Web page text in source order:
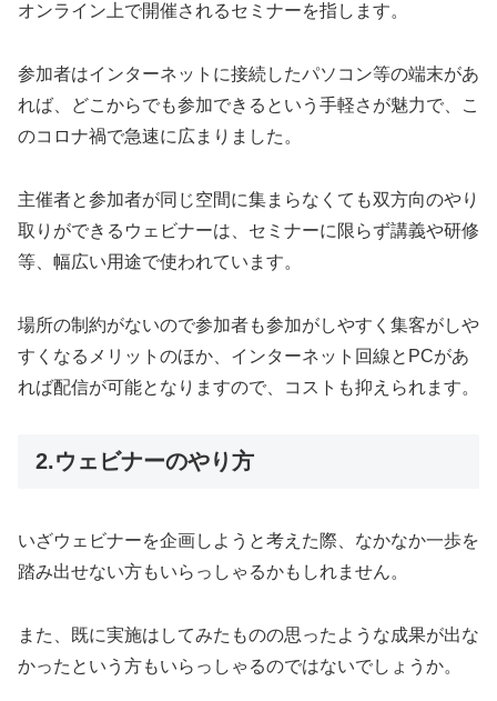
オンライン上で開催されるセミナーを指します。
参加者はインターネットに接続したパソコン等の端末があ
れば、どこからでも参加できるという手軽さが魅力で、こ
のコロナ禍で急速に広まりました。
主催者と参加者が同じ空間に集まらなくても双方向のやり
取りができるウェビナーは、セミナーに限らず講義や研修
等、幅広い用途で使われています。
場所の制約がないので参加者も参加がしやすく集客がしや
すくなるメリットのほか、インターネット回線とPCがあ
れば配信が可能となりますので、コストも抑えられます。
2.ウェビナーのやり方
いざウェビナーを企画しようと考えた際、なかなか一歩を
踏み出せない方もいらっしゃるかもしれません。
また、既に実施はしてみたものの思ったような成果が出な
かったという方もいらっしゃるのではないでしょうか。